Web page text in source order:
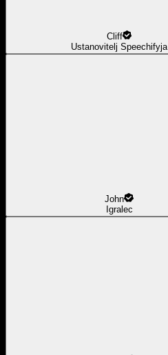
Cliff
Ustanovitelj Speechifyja
John
Igralec